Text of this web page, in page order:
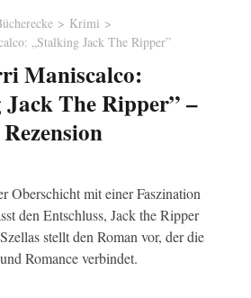
Krimi
„Stalking Jack The Ripper”
Maniscalco:
The Ripper” –
Rezension
Oberschicht mit einer Faszination
den Entschluss, Jack the Ripper
stellt den Roman vor, der die
Romance verbindet.